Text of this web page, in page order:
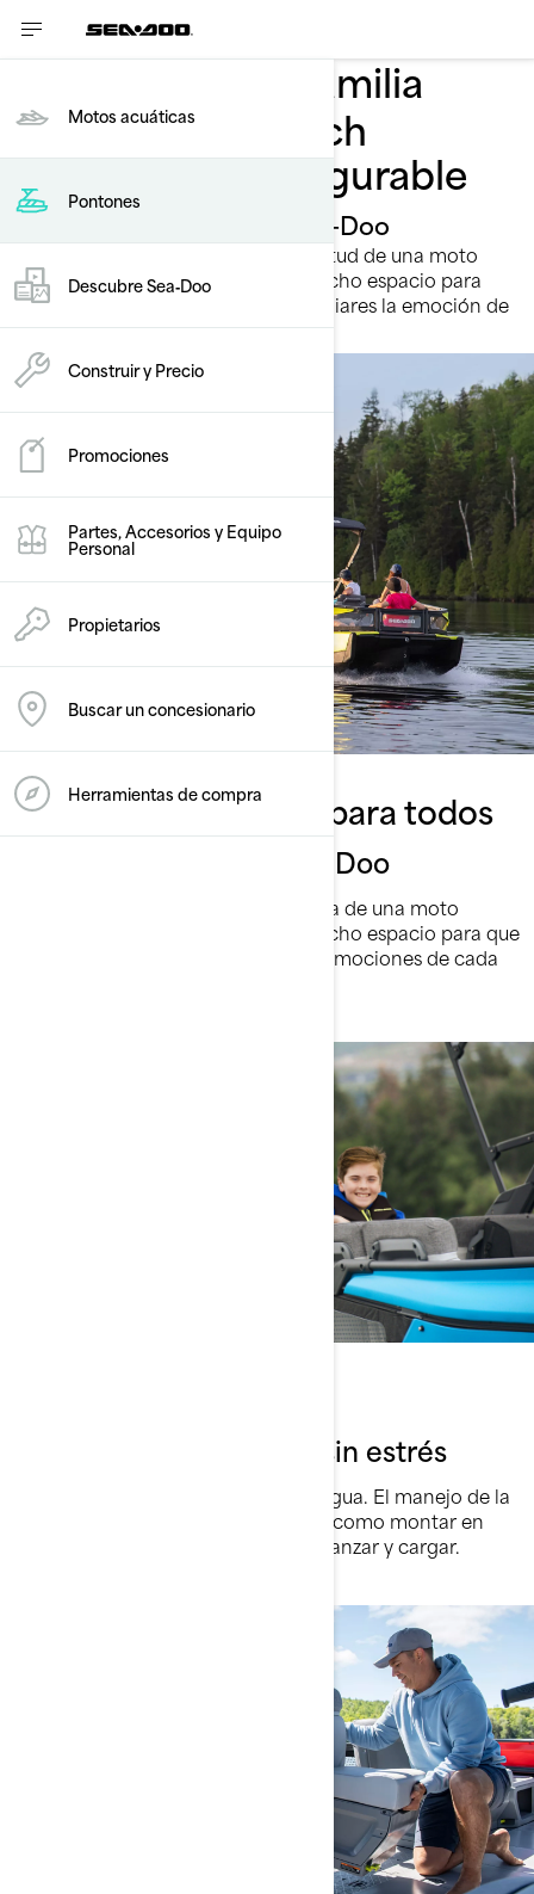
Motos acuáticas
Pontones
Descubre Sea‑Doo
Construir y Precio
Promociones
Partes, Accesorios y Equipo
Personal
Propietarios
Buscar un concesionario
Herramientas de compra
Bienvenida a la familia
La Sea-Doo Switch
totalmente configurable
El pontón con alma de Sea-Doo
El espacio de un pontón con la actitud de una moto
acuática Sea-Doo. Eso significa mucho espacio para
poder compartir con amigos y familiares la emoción de
cada aventura.
Diversión completa para todos
El pontón con alma Sea-Doo
El espacio de un pontón con el alma de una moto
acuática Sea-Doo. Eso significa mucho espacio para que
amigos y familiares compartan las emociones de cada
Sin esfuerzo, intuitiva y sin estrés
El estrés no merece un lugar en el agua. El manejo de la
simple e intuitiva Switch es natural, como montar en
bicicleta. Fácil de navegar, atracar, lanzar y cargar.